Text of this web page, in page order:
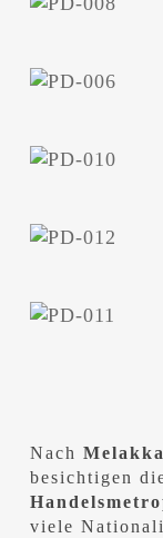
Nach Melakka
besichtigen
viele